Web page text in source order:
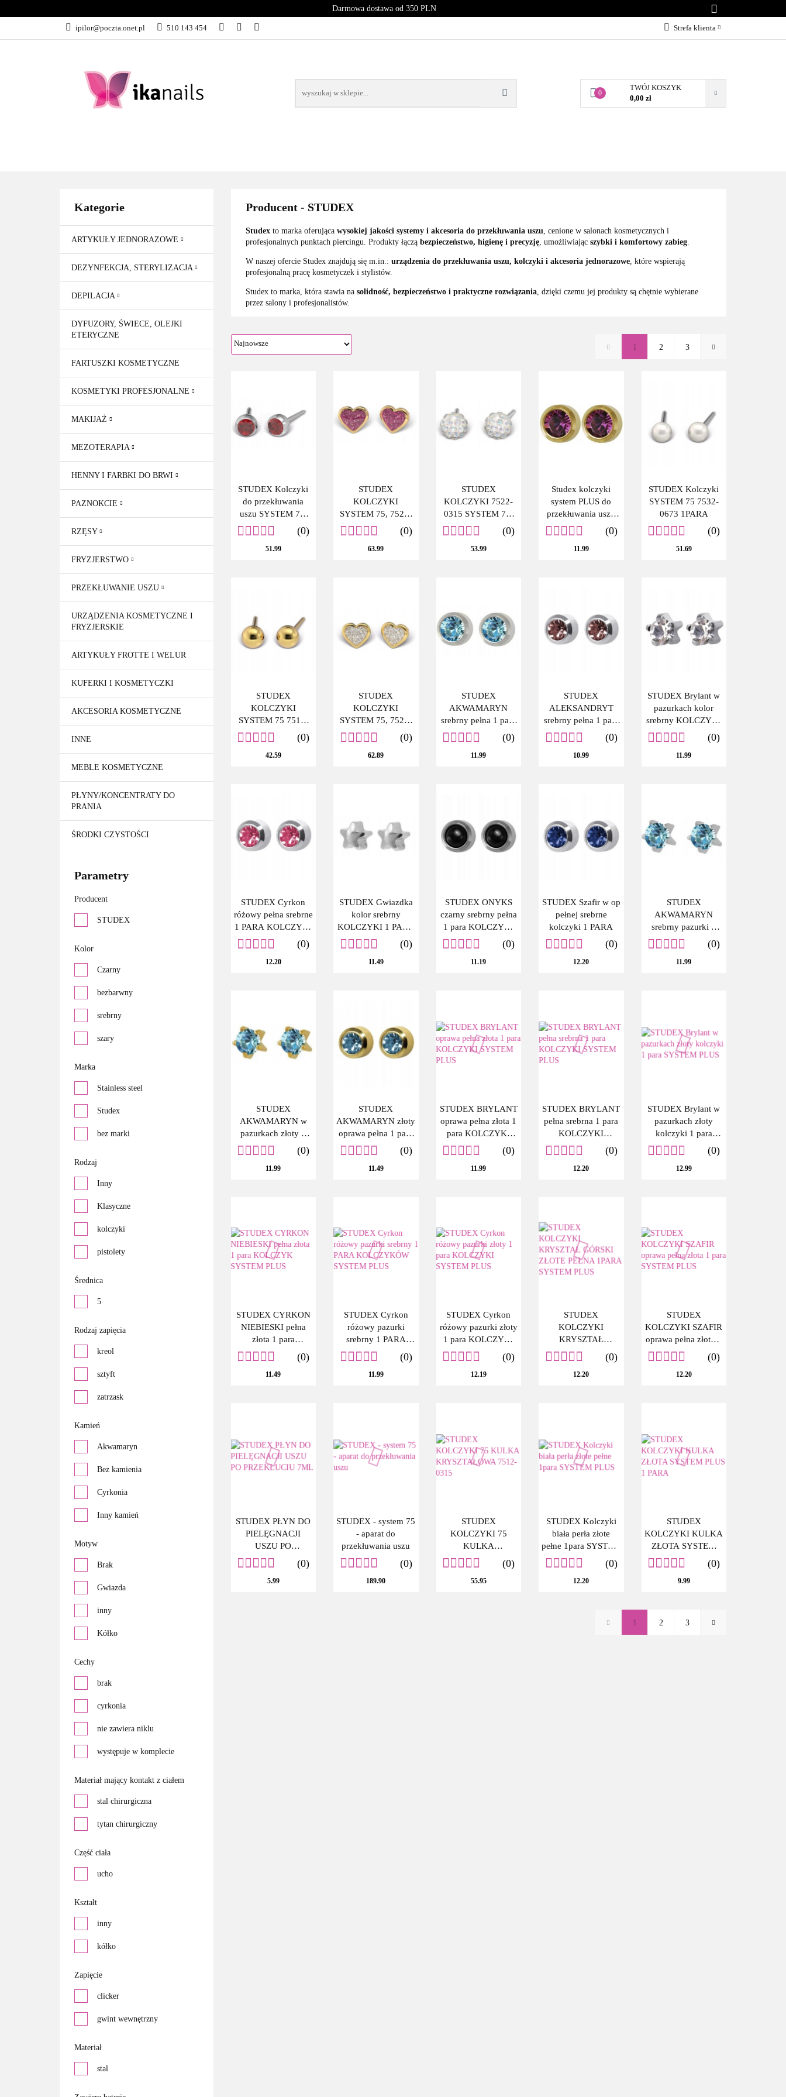
Darmowa dostawa od 350 PLN
ipilor@poczta.onet.pl 510 143 454 Strefa klienta
Dodaj zgłoszenie
Zgody cookies
0
TWÓJ KOSZYK
0,00 zł
KATEGORIE
Kategorie
ARTYKUŁY JEDNORAZOWE
DEZYNFEKCJA, STERYLIZACJA
DEPILACJA
DYFUZORY, ŚWIECE, OLEJKI
ETERYCZNE
FARTUSZKI KOSMETYCZNE
KOSMETYKI PROFESJONALNE
MAKIJAŻ
MEZOTERAPIA
HENNY I FARBKI DO BRWI
PAZNOKCIE
RZĘSY
FRYZJERSTWO
PRZEKŁUWANIE USZU
URZĄDZENIA KOSMETYCZNE I
FRYZJERSKIE
ARTYKUŁY FROTTE I WELUR
KUFERKI I KOSMETYCZKI
AKCESORIA KOSMETYCZNE
INNE
MEBLE KOSMETYCZNE
PŁYNY/KONCENTRATY DO
PRANIA
ŚRODKI CZYSTOŚCI
Parametry
Producent
STUDEX
Kolor
Czarny
bezbarwny
srebrny
szary
różowy
złoty
biały
Marka
Stainless steel
Studex
bez marki
Rodzaj
Inny
Klasyczne
kolczyki
pistolety
Średnica
5
Rodzaj zapięcia
kreol
sztyft
zatrzask
Kamień
Akwamaryn
Bez kamienia
Cyrkonia
Inny kamień
Kryształ górski
Perła
Rubin
Szafir
Motyw
Brak
Gwiazda
inny
Kółko
Kwiatek
serce
Cechy
brak
cyrkonia
nie zawiera niklu
występuje w komplecie
Materiał mający kontakt z ciałem
stal chirurgiczna
tytan chirurgiczny
Część ciała
ucho
Kształt
inny
kółko
Zapięcie
clicker
gwint wewnętrzny
Materiał
stal
Producent - STUDEX
Studexto marka oferująca wysokiej jakości systemy i akcesoria do przekłuwania uszu, cenione w salonach kosmetycznych i
profesjonalnych punktach piercingu. Produkty łączą bezpieczeństwo, higienę i precyzję, umożliwiając szybki i komfortowy zabieg.
W naszej ofercie Studex znajdują się m.in.: urządzenia do przekłuwania uszu, kolczyki i akcesoria jednorazowe, które wspierają
profesjonalną pracę kosmetyczek i stylistów.
Studex to marka, która stawia na solidność, bezpieczeństwo i praktyczne rozwiązania, dzięki czemu jej produkty są chętnie wybierane
przez salony i profesjonalistów.
1 2 3
STUDEX Kolczyki
do przekłuwania
uszu SYSTEM 75,
7512-0207, 1 PARA
(0)
51.99
STUDEX
KOLCZYKI
SYSTEM 75, 7523-
3565 1 PARA (0)
63.99
STUDEX
KOLCZYKI 7522-
0315 SYSTEM 75,
1PARA
(0)
53.99
Studex kolczyki
system PLUS do
przekłuwania uszu
złoty AMETYST (1
para)
(0)
11.99
STUDEX Kolczyki
SYSTEM 75 7532-
0673 1PARA
(0)
51.69
STUDEX
KOLCZYKI
SYSTEM 75 7511-
0300 KULKA
ZŁOTA
(0)
42.59
STUDEX
KOLCZYKI
SYSTEM 75, 7523-
3564, 1 para
(0)
62.89
STUDEX
AKWAMARYN
srebrny pełna 1 para
KOLCZYKI
SYSTEM PLUS
(0)
11.99
STUDEX
ALEKSANDRYT
srebrny pełna 1 para
KOLCZYKI
SYSTEM PLUS
(0)
10.99
STUDEX Brylant w
pazurkach kolor
srebrny KOLCZYKI
SYSTEM PLUS(0)
11.99
STUDEX Cyrkon
różowy pełna srebrne
1 PARA KOLCZYKI
SYSTEM PLUS(0)
12.20
STUDEX Gwiazdka
kolor srebrny
KOLCZYKI 1 PARA
SYSTEM PLUS(0)
11.49
STUDEX ONYKS
czarny srebrny pełna
1 para KOLCZYKI
SYSTEM PLUS(0)
11.19
STUDEX Szafir w op
pełnej srebrne
kolczyki 1 PARA
(0)
12.20
STUDEX
AKWAMARYN
srebrny pazurki 1
para KOLCZYKI
SYSTEM PLUS
(0)
11.99
STUDEX
AKWAMARYN w
pazurkach złoty 1
para KOLCZYKI
SYSTEM PLUS
(0)
11.99
STUDEX
AKWAMARYN złoty
oprawa pełna 1 para
KOLCZYKI
SYSTEM PLUS
(0)
11.49
STUDEX BRYLANT
oprawa pełna złota 1
para KOLCZYKI
SYSTEM PLUS(0)
11.99
STUDEX BRYLANT
pełna srebrna 1 para
KOLCZYKI
SYSTEM PLUS(0)
12.20
STUDEX Brylant w
pazurkach złoty
kolczyki 1 para
SYSTEM PLUS(0)
12.99
STUDEX CYRKON
NIEBIESKI pełna
złota 1 para
KOLCZYK SYSTEM
PLUS
(0)
11.49
STUDEX Cyrkon
różowy pazurki
srebrny 1 PARA
KOLCZYKÓW
SYSTEM PLUS
(0)
11.99
STUDEX Cyrkon
różowy pazurki złoty
1 para KOLCZYKI
SYSTEM PLUS(0)
12.19
STUDEX
KOLCZYKI
KRYSZTAŁ
GÓRSKI ZŁOTE
PEŁNA 1PARA
SYSTEM PLUS
(0)
12.20
STUDEX
KOLCZYKI SZAFIR
oprawa pełna złota 1
para SYSTEM PLUS
(0)
12.20
STUDEX PŁYN DO
PIELĘGNACJI
USZU PO
PRZEKŁUCIU 7ML
(0)
5.99
STUDEX - system 75
- aparat do
przekłuwania uszu
(0)
189.90
STUDEX
KOLCZYKI 75
KULKA
KRYSZTAŁOWA
7512-0315
(0)
55.95
STUDEX Kolczyki
biała perła złote
pełne 1para SYSTEM
PLUS
(0)
12.20
STUDEX
KOLCZYKI KULKA
ZŁOTA SYSTEM
PLUS 1 PARA(0)
9.99
1 2 3